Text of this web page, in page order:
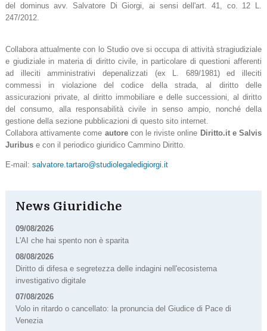
del dominus avv. Salvatore Di Giorgi, ai sensi dell'art. 41, co. 12 L.
247/2012.
Collabora attualmente con lo Studio ove si occupa di attività stragiudiziale
e giudiziale in materia di diritto civile, in particolare di questioni afferenti
ad illeciti amministrativi depenalizzati (ex L. 689/1981) ed illeciti
commessi in violazione del codice della strada, al diritto delle
assicurazioni private, al diritto immobiliare e delle successioni, al diritto
del consumo, alla responsabilità civile in senso ampio, nonché della
gestione della sezione pubblicazioni di questo sito internet.
Collabora attivamente come autore con le riviste online Diritto.it e Salvis
Juribuse con il periodico giuridico Cammino Diritto.
E-mail: salvatore.tartaro@studiolegaledigiorgi.it
News Giuridiche
09/08/2026
L'AI che hai spento non è sparita
08/08/2026
Diritto di difesa e segretezza delle indagini nell'ecosistema
investigativo digitale
07/08/2026
Volo in ritardo o cancellato: la pronuncia del Giudice di Pace di
Venezia